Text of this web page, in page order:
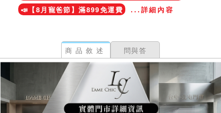
📣【8月寵爸節】滿899免運費
...詳細內容
商品敘述 問與答